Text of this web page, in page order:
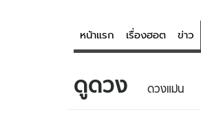
หน้าแรก เรื่องฮอต ข่าว
ข่าว
ดูดวง ดวงแม่น